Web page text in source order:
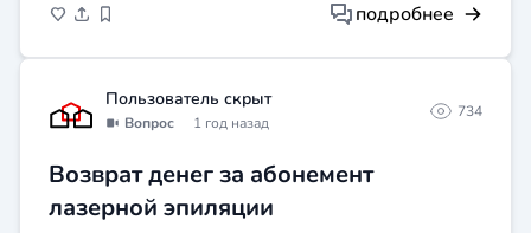
подробнее
Пользователь скрыт
Вопрос 1 год назад
734
Возврат денег за абонемент
лазерной эпиляции